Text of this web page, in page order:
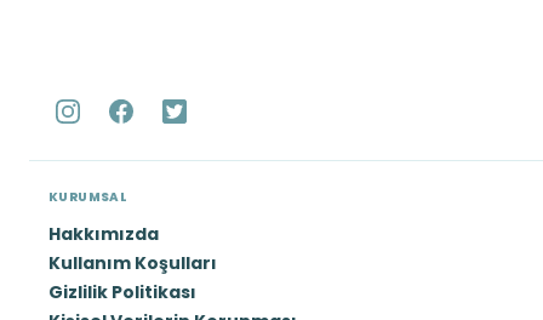
KURUMSAL
Hakkımızda
Kullanım Koşulları
Gizlilik Politikası